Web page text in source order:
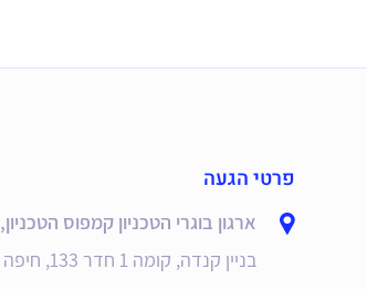
פרטי הגעה
ארגון בוגרי הטכניון קמפוס הטכניון,
בניין קנדה, קומה 1 חדר 133, חיפה